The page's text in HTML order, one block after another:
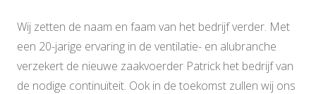
Wij zetten de naam en faam van het bedrijf verder. Met
een 20-jarige ervaring in de ventilatie- en alubranche
verzekert de nieuwe zaakvoerder Patrick het bedrijf van
de nodige continuïteit. Ook in de toekomst zullen wij ons